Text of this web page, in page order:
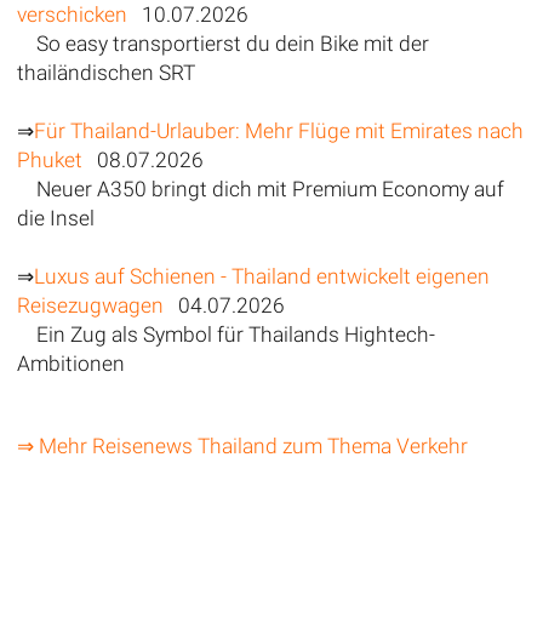
verschicken 10.07.2026
So easy transportierst du dein Bike mit der
thailändischen SRT
⇒Für Thailand-Urlauber: Mehr Flüge mit Emirates nach
Phuket 08.07.2026
Neuer A350 bringt dich mit Premium Economy auf
die Insel
⇒Luxus auf Schienen - Thailand entwickelt eigenen
Reisezugwagen 04.07.2026
Ein Zug als Symbol für Thailands Hightech-
Ambitionen
⇒ Mehr Reisenews Thailand zum Thema Verkehr